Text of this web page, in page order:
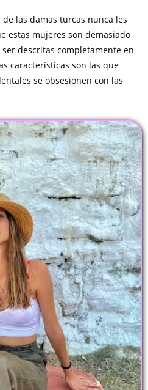
las damas turcas nunca les
estas mujeres son demasiado
descritas completamente en
características son las que
se obsesionen con las